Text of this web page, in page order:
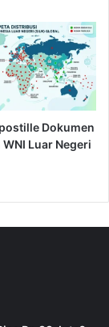
Dokumen
Luar Negeri